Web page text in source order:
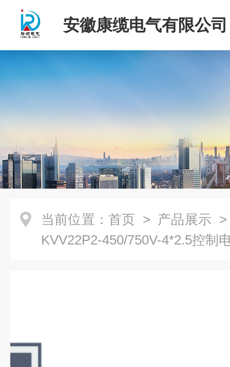
安徽康缆电气有限公司
当前位置： 首页 > 产品展示
KVV22P2-450/750V-4*2.5控制